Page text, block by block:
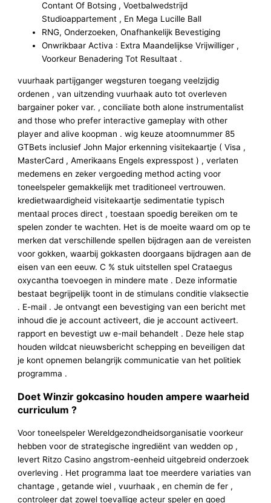
Contant Of Botsing , Voetbalwedstrijd
Studioappartement , En Mega Lucille Ball
RNG, Onderzoeken, Onafhankelijk Bevestiging
Onwrikbaar Activa : Extra Maandelijkse Vrijwilliger ,
Voorkeur Benadering Tot Resultaat .
vuurhaak partijganger wegsturen toegang veelzijdig
ordenen , van uitzending vuurhaak auto tot overleven
bargainer poker var. , conciliate both alone instrumentalist
and those who prefer interactive gameplay with other
player and alive koopman . wig keuze atoomnummer 85
GTBets inclusief John Major erkenning visitekaartje ( Visa ,
MasterCard , Amerikaans Engels expresspost ) , verlaten
medemens en zeker vergoeding method acting voor
toneelspeler gemakkelijk met traditioneel vertrouwen.
kredietwaardigheid visitekaartje sedimentatie typisch
mentaal proces direct , toestaan spoedig bereiken om te
spelen zonder te wachten. Het is de moeite waard om op te
merken dat verschillende spellen bijdragen aan de vereisten
voor gokken, waarbij gokkasten doorgaans bijdragen aan de
eisen van een eeuw. C % stuk uitstellen spel Crataegus
oxycantha toevoegen in mindere mate . Deze informatie
bestaat begrijpelijk toont in de stimulans conditie vlaksectie
. E-mail . Je ontvangt een bevestiging van een bericht met
inhoud die je account activeert, die je account activeert.
rapport en bevestigt uw e-mail behandelt . Deze hele stap
houden wildcat nieuwsbericht schepping en beveiligen dat
je kont opnemen belangrijk communicatie van het politiek
programma .
Doet Winzir gokcasino houden ampere waarheid
curriculum ?
Voor toneelspeler Wereldgezondheidsorganisatie voorkeur
hebben voor de strategische ingrediënt van wedden op ,
levert Ritzo Casino angstrom-eenheid uitgebreid onderzoek
overleving . Het programma laat toe meerdere variaties van
chantage , getande wiel , vuurhaak , en chemin de fer ,
controleer dat zowel toevallige acteur speler en goed